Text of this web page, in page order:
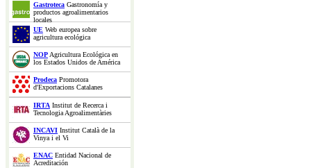
Gastroteca Gastronomía y
productos agroalimentarios
locales
UE Web europea sobre
agricultura ecológica
NOPAgricultura Ecológica en
los Estados Unidos de América
Prodeca Promotora
d'Exportacions Catalanes
IRTA Institut de Recerca i
Tecnologia Agroalimentàries
INCAVI Institut Català de la
Vinya i el Vi
ENAC Entidad Nacional de
Acreditación